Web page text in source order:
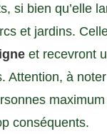
si bien qu’elle
et jardins.
et recevront
Attention, à noter
maximum
conséquents.